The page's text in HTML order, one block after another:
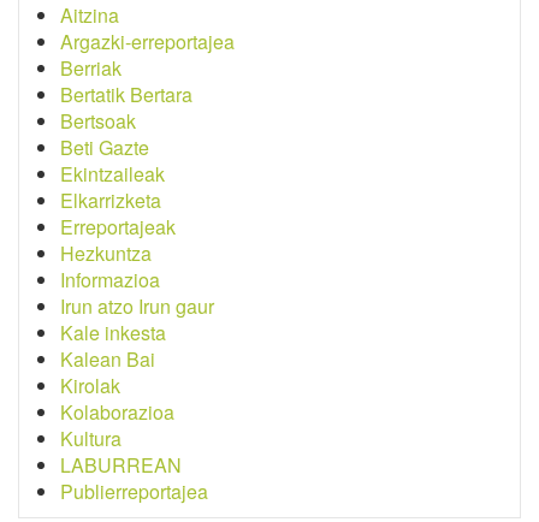
Aitzina
Argazki-erreportajea
Berriak
Bertatik Bertara
Bertsoak
Beti Gazte
Ekintzaileak
Elkarrizketa
Erreportajeak
Hezkuntza
Informazioa
Irun atzo Irun gaur
Kale inkesta
Kalean Bai
Kirolak
Kolaborazioa
Kultura
LABURREAN
Publierreportajea